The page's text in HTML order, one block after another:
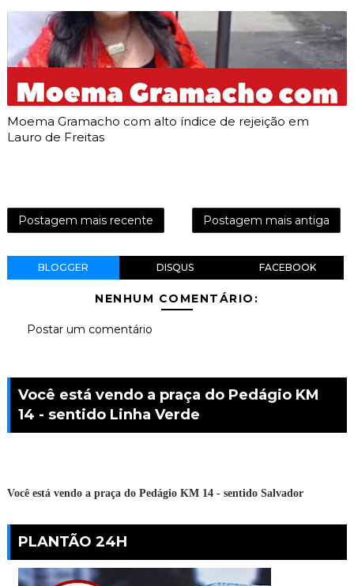
Moema Gramacho com alto índice de rejeição em
Lauro de Freitas
Postagem mais recente Postagem mais antiga
BLOGGER DISQUS FACEBOOK
NENHUM COMENTÁRIO:
Postar um comentário
Você está vendo a praça do Pedágio KM
14 - sentido Linha Verde
Você está vendo a praça do Pedágio KM 14 - sentido Salvador
PLANTÃO 24H